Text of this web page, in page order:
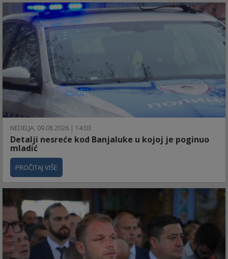
NEDELJA, 09.08.2026 | 14:03
Detalji nesreće kod Banjaluke u kojoj je poginuo
mladić
PROČITAJ VIŠE